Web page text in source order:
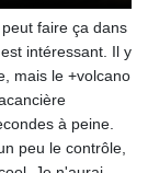
faire ça dans
intéressant. Il y
mais le +volcano
à peine.
peu le contrôle,